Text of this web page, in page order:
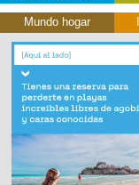
Mundo hogar